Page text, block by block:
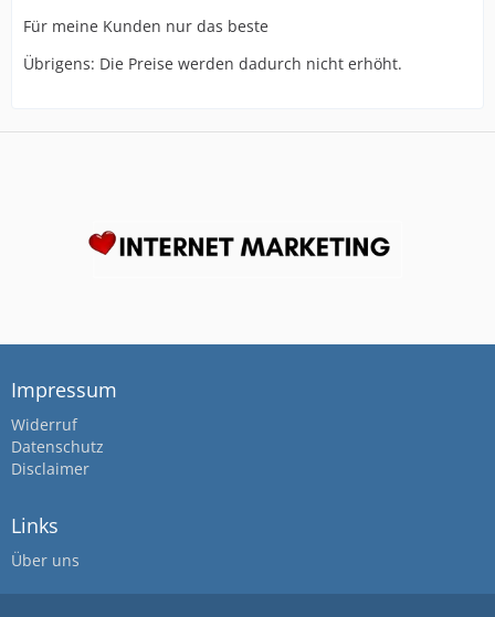
Für meine Kunden nur das beste
Übrigens: Die Preise werden dadurch nicht erhöht.
Impressum
Widerruf
Datenschutz
Disclaimer
Links
Über uns